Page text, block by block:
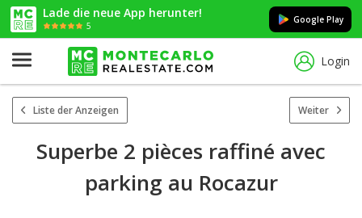
Lade die neue App herunter!
5
Google Play
Login
Liste der Anzeigen Weiter
Superbe 2 pièces raffiné avec
parking au Rocazur